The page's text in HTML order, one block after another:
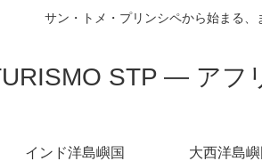
サン・トメ・プリンシペから始まる
STP — アフ
インド洋島嶼国 大西洋島嶼